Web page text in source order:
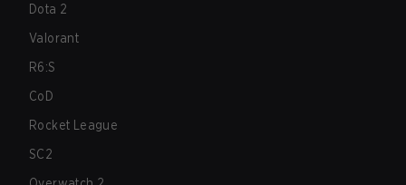
Dota 2
Valorant
R6:S
CoD
Rocket League
SC2